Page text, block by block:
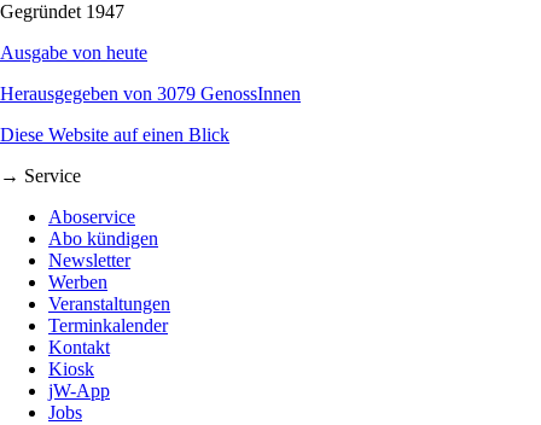
Gegründet 1947
Ausgabe von heute
Herausgegeben von 3079 GenossInnen
Diese Website auf einen Blick
→ Service
Aboservice
Abo kündigen
Newsletter
Werben
Veranstaltungen
Terminkalender
Kontakt
Kiosk
jW-App
Jobs